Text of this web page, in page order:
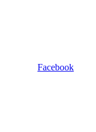
Facebook